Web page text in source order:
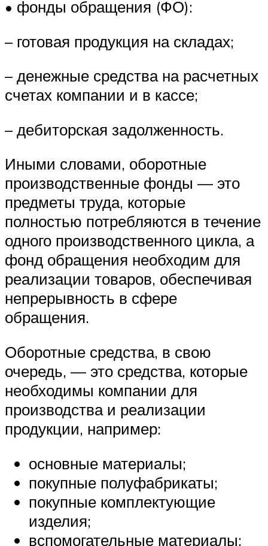
• фонды обращения (ФО):
– готовая продукция на складах;
– денежные средства на расчетных
счетах компании и в кассе;
– дебиторская задолженность.
Иными словами, оборотные
производственные фонды — это
предметы труда, которые
полностью потребляются в течение
одного производственного цикла, а
фонд обращения необходим для
реализации товаров, обеспечивая
непрерывность в сфере
обращения.
Оборотные средства, в свою
очередь, — это средства, которые
необходимы компании для
производства и реализации
продукции, например:
основные материалы;
покупные полуфабрикаты;
покупные комплектующие
изделия;
вспомогательные материалы;